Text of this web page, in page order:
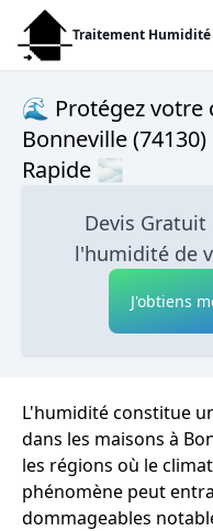
Traitement Humidité
🌊 Protégez votre
Bonneville
Rapide 🌫
Devis
l'humidité de
J'obtiens
L'humidité constitue
dans les maisons à
les régions où le
phénomène peut
dommageables